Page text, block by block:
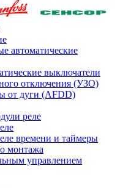
автоматические
выключатели
отключения (УЗО)
от дуги (AFDD)
реле
времени и таймеры
монтажа
управлением